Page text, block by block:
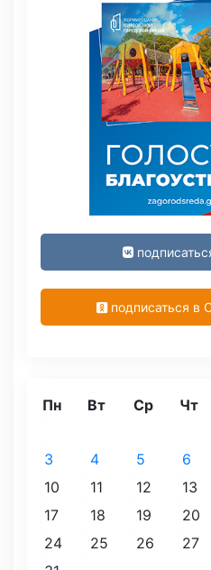
подписаться в
Пн Вт Ср Чт
3
4 5 6
10
11 12 13
17
18 19 20
24
25 26 27